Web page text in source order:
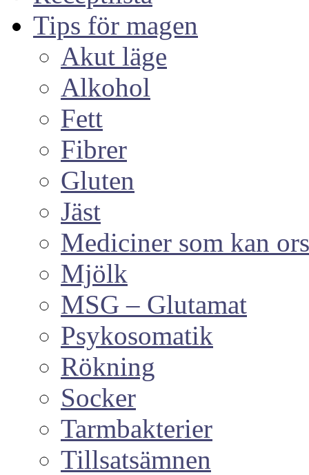
Tips för magen
Akut läge
Alkohol
Fett
Fibrer
Gluten
Jäst
Mediciner som kan
Mjölk
MSG – Glutamat
Psykosomatik
Rökning
Socker
Tarmbakterier
Tillsatsämnen